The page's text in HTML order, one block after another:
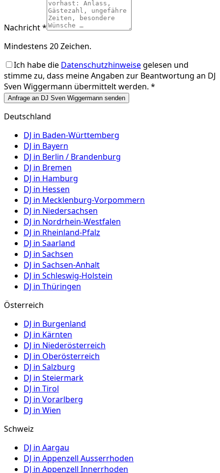
Nachricht *
Mindestens 20 Zeichen.
Ich habe die Datenschutzhinweisegelesen und
stimme zu, dass meine Angaben zur Beantwortung an DJ
Sven Wiggermann übermittelt werden. *
Anfrage an DJ Sven Wiggermann senden
Deutschland
DJ in Baden-Württemberg
DJ in Bayern
DJ in Berlin / Brandenburg
DJ in Bremen
DJ in Hamburg
DJ in Hessen
DJ in Mecklenburg-Vorpommern
DJ in Niedersachsen
DJ in Nordrhein-Westfalen
DJ in Rheinland-Pfalz
DJ in Saarland
DJ in Sachsen
DJ in Sachsen-Anhalt
DJ in Schleswig-Holstein
DJ in Thüringen
Österreich
DJ in Burgenland
DJ in Kärnten
DJ in Niederösterreich
DJ in Oberösterreich
DJ in Salzburg
DJ in Steiermark
DJ in Tirol
DJ in Vorarlberg
DJ in Wien
Schweiz
DJ in Aargau
DJ in Appenzell Ausserrhoden
DJ in Appenzell Innerrhoden